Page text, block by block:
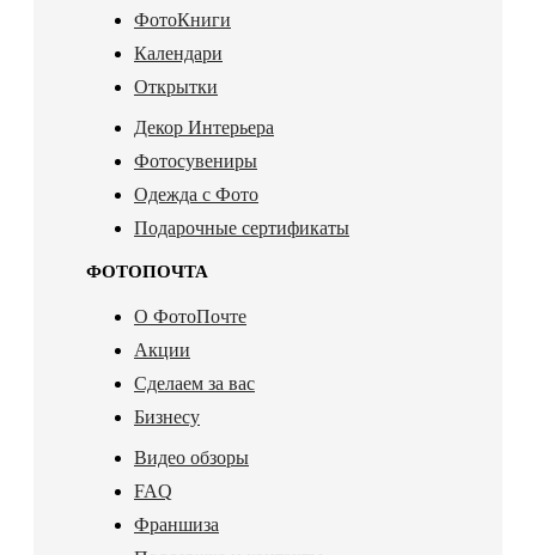
ФотоКниги
Календари
Открытки
Декор Интерьера
Фотосувениры
Одежда с Фото
Подарочные сертификаты
ФОТОПОЧТА
О ФотоПочте
Акции
Сделаем за вас
Бизнесу
Видео обзоры
FAQ
Франшиза